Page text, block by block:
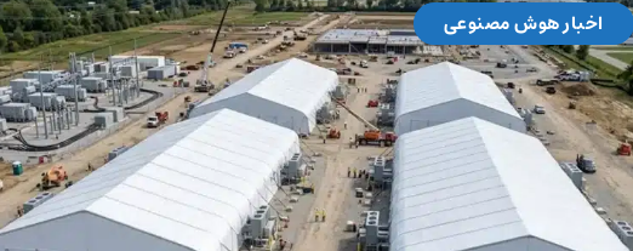
اخبار هوش مصنوعی